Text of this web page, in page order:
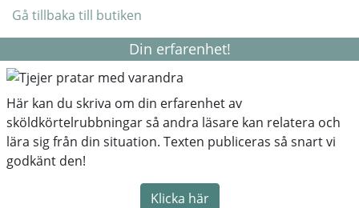
Gå tillbaka till butiken
Din erfarenhet!
Här kan du skriva om din erfarenhet av
sköldkörtelrubbningar så andra läsare kan relatera och
lära sig från din situation. Texten publiceras så snart vi
godkänt den!
Klicka här